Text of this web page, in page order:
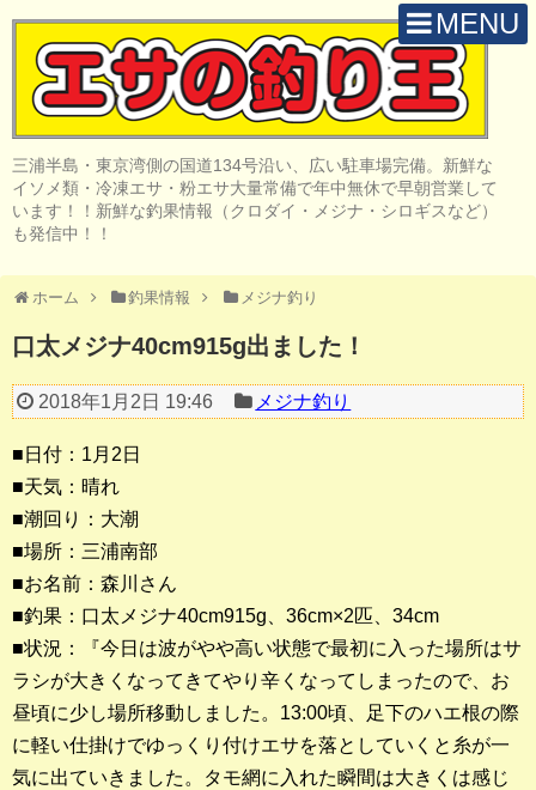
MENU
三浦半島・東京湾側の国道134号沿い、広い駐車場完備。新鮮な
イソメ類・冷凍エサ・粉エサ大量常備で年中無休で早朝営業して
います！！新鮮な釣果情報（クロダイ・メジナ・シロギスなど）
も発信中！！
ホーム 釣果情報 メジナ釣り
口太メジナ40cm915g出ました！
2018年1月2日 19:46 メジナ釣り
■日付：1月2日
■天気：晴れ
■潮回り：大潮
■場所：三浦南部
■お名前：森川さん
■釣果：口太メジナ40cm915g、36cm×2匹、34cm
■状況：『今日は波がやや高い状態で最初に入った場所はサ
ラシが大きくなってきてやり辛くなってしまったので、お
昼頃に少し場所移動しました。13:00頃、足下のハエ根の際
に軽い仕掛けでゆっくり付けエサを落としていくと糸が一
気に出ていきました。タモ網に入れた瞬間は大きくは感じ
H O M E
取 扱 商 品
釣 果 情 報
陸っぱりルアー
船・ボート釣り
その他の釣り
釣果ランキング
2023年 クロダイ部門
2023年 メジナ部門
歴代釣果ランキング
クロダイ部門